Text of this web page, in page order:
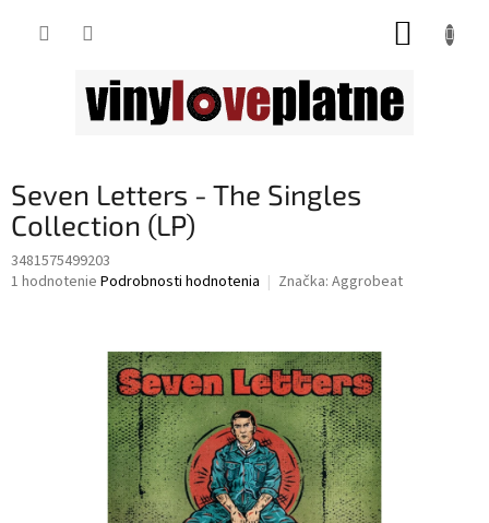
Seven Letters - The Singles
Collection (LP)
3481575499203
Priemerné
1 hodnotenie Podrobnosti hodnotenia Značka: Aggrobeat